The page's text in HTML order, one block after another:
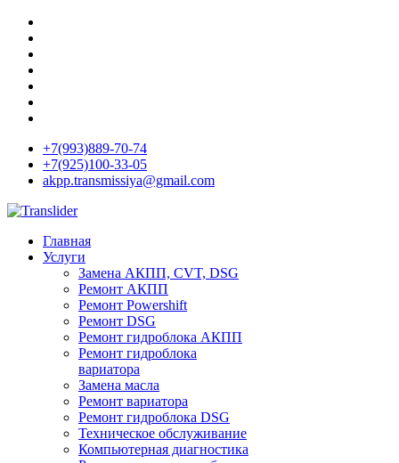
+7(993)889-70-74
+7(925)100-33-05
akpp.transmissiya@gmail.com
Главная
Услуги
Замена АКПП, CVT, DSG
Ремонт АКПП
Ремонт Powershift
Ремонт DSG
Ремонт гидроблока АКПП
Ремонт гидроблока
вариатора
Замена масла
Ремонт вариатора
Ремонт гидроблока DSG
Техническое обслуживание
Компьютерная диагностика